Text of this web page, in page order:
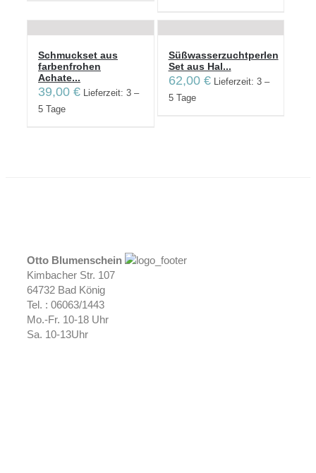
Schmuckset aus
farbenfrohen
Achate...
39,00 €
Lieferzeit: 3 –
5 Tage
Süßwasserzuchtperlen
Set aus Hal...
62,00 €
Lieferzeit: 3 –
5 Tage
Otto Blumenschein
Kimbacher Str. 107
64732 Bad König
Tel. : 06063/1443
Mo.-Fr. 10-18 Uhr
Sa. 10-13Uhr